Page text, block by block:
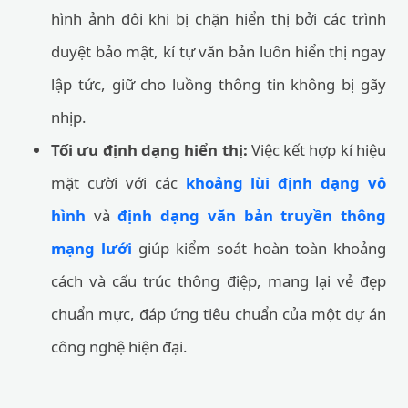
hình ảnh đôi khi bị chặn hiển thị bởi các trình
duyệt bảo mật, kí tự văn bản luôn hiển thị ngay
lập tức, giữ cho luồng thông tin không bị gãy
nhịp.
Tối ưu định dạng hiển thị: Việc kết hợp kí hiệu
mặt cười với các khoảng lùi định dạng vô
hình vàđịnh dạng văn bản truyền thông
mạng lưới giúp kiểm soát hoàn toàn khoảng
cách và cấu trúc thông điệp, mang lại vẻ đẹp
chuẩn mực, đáp ứng tiêu chuẩn của một dự án
công nghệ hiện đại.